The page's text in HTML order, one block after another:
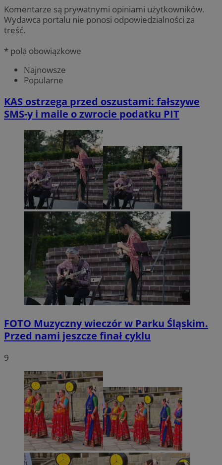
Komentarze są prywatnymi opiniami użytkowników.
Wydawca portalu nie ponosi odpowiedzialności za
treść.
* pola obowiązkowe
Najnowsze
Popularne
KAS ostrzega przed oszustami: fałszywe
SMS-y i maile o zwrocie podatku PIT
FOTO Muzyczny wieczór w Parku Śląskim.
Przed nami jeszcze finał cyklu
9